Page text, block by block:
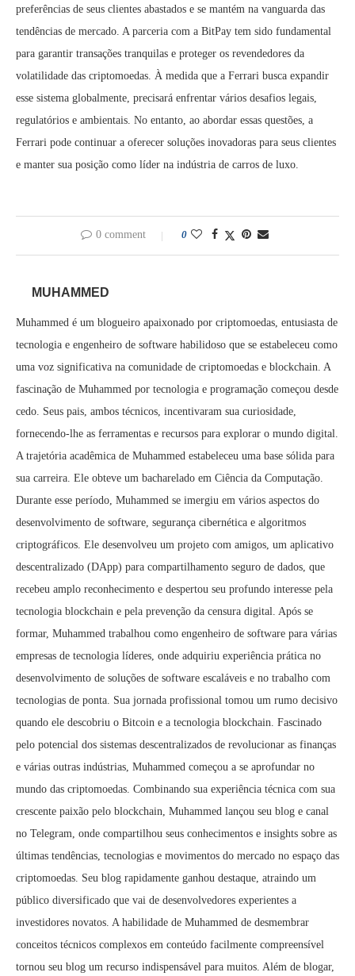
preferências de seus clientes abastados e se mantém na vanguarda das
tendências de mercado. A parceria com a BitPay tem sido fundamental
para garantir transações tranquilas e proteger os revendedores da
volatilidade das criptomoedas. À medida que a Ferrari busca expandir
esse sistema globalmente, precisará enfrentar vários desafios legais,
regulatórios e ambientais. No entanto, ao abordar essas questões, a
Ferrari pode continuar a oferecer soluções inovadoras para seus clientes
e manter sua posição como líder na indústria de carros de luxo.
0 comment 0
MUHAMMED
Muhammed é um blogueiro apaixonado por criptomoedas, entusiasta de
tecnologia e engenheiro de software habilidoso que se estabeleceu como
uma voz significativa na comunidade de criptomoedas e blockchain. A
fascinação de Muhammed por tecnologia e programação começou desde
cedo. Seus pais, ambos técnicos, incentivaram sua curiosidade,
fornecendo-lhe as ferramentas e recursos para explorar o mundo digital.
A trajetória acadêmica de Muhammed estabeleceu uma base sólida para
sua carreira. Ele obteve um bacharelado em Ciência da Computação.
Durante esse período, Muhammed se imergiu em vários aspectos do
desenvolvimento de software, segurança cibernética e algoritmos
criptográficos. Ele desenvolveu um projeto com amigos, um aplicativo
descentralizado (DApp) para compartilhamento seguro de dados, que
recebeu amplo reconhecimento e despertou seu profundo interesse pela
tecnologia blockchain e pela prevenção da censura digital. Após se
formar, Muhammed trabalhou como engenheiro de software para várias
empresas de tecnologia líderes, onde adquiriu experiência prática no
desenvolvimento de soluções de software escaláveis e no trabalho com
tecnologias de ponta. Sua jornada profissional tomou um rumo decisivo
quando ele descobriu o Bitcoin e a tecnologia blockchain. Fascinado
pelo potencial dos sistemas descentralizados de revolucionar as finanças
e várias outras indústrias, Muhammed começou a se aprofundar no
mundo das criptomoedas. Combinando sua experiência técnica com sua
crescente paixão pelo blockchain, Muhammed lançou seu blog e canal
no Telegram, onde compartilhou seus conhecimentos e insights sobre as
últimas tendências, tecnologias e movimentos do mercado no espaço das
criptomoedas. Seu blog rapidamente ganhou destaque, atraindo um
público diversificado que vai de desenvolvedores experientes a
investidores novatos. A habilidade de Muhammed de desmembrar
conceitos técnicos complexos em conteúdo facilmente compreensível
tornou seu blog um recurso indispensável para muitos. Além de blogar,